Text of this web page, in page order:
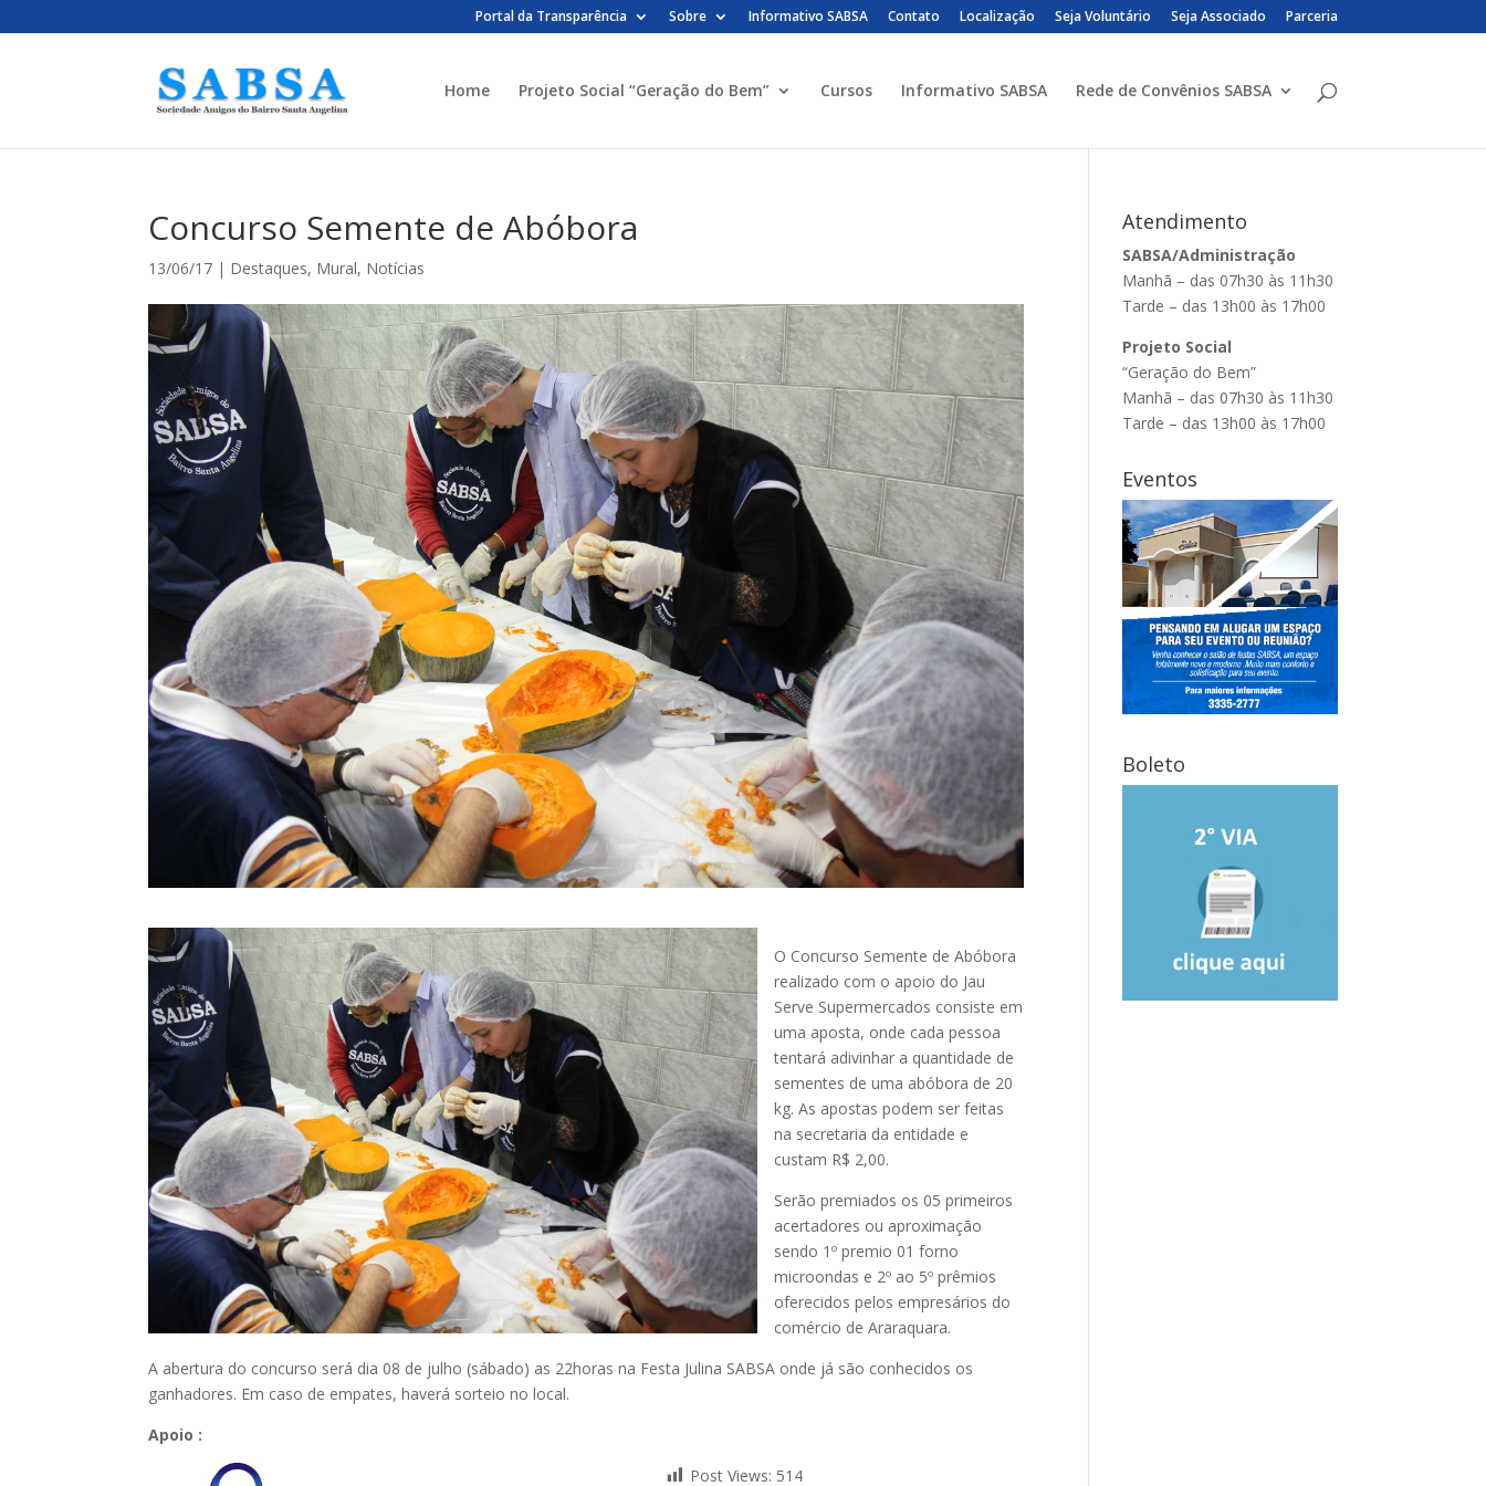
Portal da Transparência Sobre Informativo SABSA Contato Localização Seja Voluntário Seja Associado Parceria
Home Projeto Social “Geração do Bem” Cursos Informativo SABSA Rede de Convênios SABSA
Concurso Semente de Abóbora
13/06/17 | Destaques, Mural, Notícias
O Concurso Semente de Abóbora
realizado com o apoio do Jau
Serve Supermercados consiste em
uma aposta, onde cada pessoa
tentará adivinhar a quantidade de
sementes de uma abóbora de 20
kg. As apostas podem ser feitas
na secretaria da entidade e
custam R$ 2,00.
Serão premiados os 05 primeiros
acertadores ou aproximação
sendo 1º premio 01 forno
microondas e 2º ao 5º prêmios
oferecidos pelos empresários do
comércio de Araraquara.
A abertura do concurso será dia 08 de julho (sábado) as 22horas na Festa Julina SABSA onde já são conhecidos os
ganhadores. Em caso de empates, haverá sorteio no local.
Apoio :
Post Views: 514
Atendimento
SABSA/Administração
Manhã – das 07h30 às 11h30
Tarde – das 13h00 às 17h00
Projeto Social
“Geração do Bem”
Manhã – das 07h30 às 11h30
Tarde – das 13h00 às 17h00
Eventos
Boleto